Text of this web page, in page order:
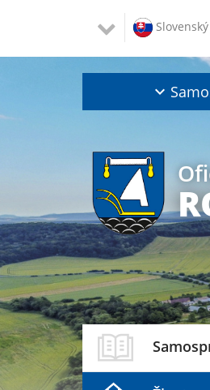
Slovenský